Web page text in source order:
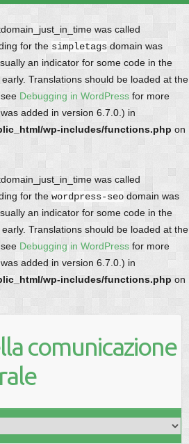
was called
for the simpletags domain was
an indicator for some code in the
Translations should be loaded at the
Debugging in WordPress for more
added in version 6.7.0.) in
wp-includes/functions.php on
was called
for the wordpress-seo domain was
an indicator for some code in the
Translations should be loaded at the
Debugging in WordPress for more
added in version 6.7.0.) in
wp-includes/functions.php on
comunicazione